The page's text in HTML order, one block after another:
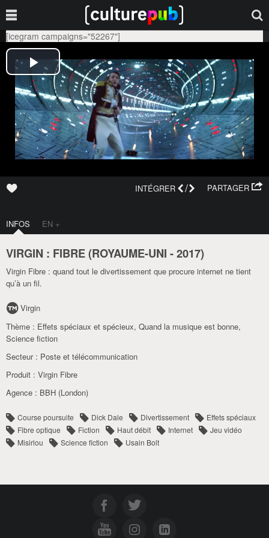
[icegram campaigns="52267"]
PARTAGER
INTÉGRER /
INFOS EN +
VIRGIN : FIBRE (ROYAUME-UNI -2017)
Virgin Fibre : quand tout le divertissement que procure internet ne tient
qu’à un fil.
Virgin
Thème : Effets spéciaux et spécieux, Quand la musique est bonne,
Science fiction
Secteur : Poste et télécommunication
Produit : Virgin Fibre
Agence : BBH (London)
Course poursuite Dick Dale Divertissement
Effets spéciaux
Fibre optique
Fiction Haut débit Internet
Jeu vidéo
Misirlou
Science fiction Usain Bolt